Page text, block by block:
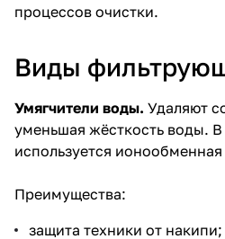
процессов очистки.
Виды
Умягчители воды. Удаляют
уменьшая жёсткость воды. В
используется
Преимущества:
защита техники от накипи;